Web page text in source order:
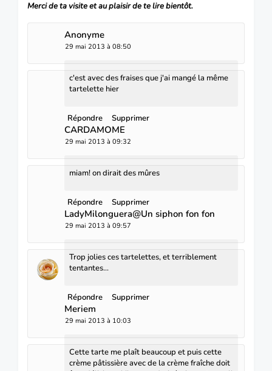
Merci de ta visite et au plaisir de te lire bientôt.
Anonyme
29 mai 2013 à 08:50
c'est avec des fraises que j'ai mangé la même
tartelette hier
Répondre Supprimer
CARDAMOME
29 mai 2013 à 09:32
miam! on dirait des mûres
Répondre Supprimer
LadyMilonguera@Un siphon fon fon
29 mai 2013 à 09:57
Trop jolies ces tartelettes, et terriblement
tentantes...
Répondre Supprimer
Meriem
29 mai 2013 à 10:03
Cette tarte me plaît beaucoup et puis cette
crème pâtissière avec de la crème fraîche doit